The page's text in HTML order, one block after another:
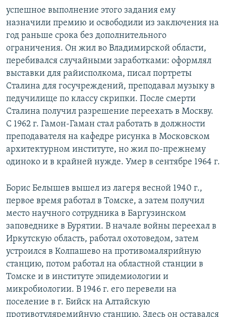
успешное выполнение этого задания ему
назначили премию и освободили из заключения на
год раньше срока без дополнительного
ограничения. Он жил во Владимирской области,
перебивался случайными заработками: оформлял
выставки для райисполкома, писал портреты
Сталина для госучреждений, преподавал музыку в
педучилище по классу скрипки. После смерти
Сталина получил разрешение переехать в Москву.
С 1962 г. Гамон-Гаман стал работать в должности
преподавателя на кафедре рисунка в Московском
архитектурном институте, но жил по-прежнему
одиноко и в крайней нужде. Умер в сентябре 1964 г.​
Борис Белышев вышел из лагеря весной 1940 г.,
первое время работал в Томске, а затем получил
место научного сотрудника в Баргузинском
заповеднике в Бурятии. В начале войны переехал в
Иркутскую область, работал охотоведом, затем
устроился в Колпашево на противомалярийную
станцию, потом работал на областной станции в
Томске и в институте эпидемиологии и
микробиологии. В 1946 г. его перевели на
поселение в г. Бийск на Алтайскую
противотуляремийную станцию. Здесь он оставался